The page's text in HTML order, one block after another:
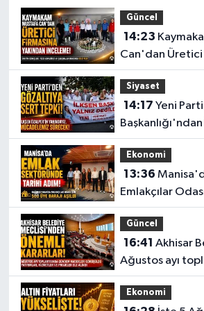
0 (236) 515 11 52 Yol Tarifi Al
İkbal Eczanesi
YEDİEYLÜL MAHALLESİ OĞUZ SOKAK NO:70 B
ÖĞRETİM OKULU - BEŞYOL TAKSİ DURAĞI
0 (236) 314 01 08 Yol Tarifi Al
Üstün Eczanesi
ALTIEYLÜL MAH. HÜKÜMET CAD. NO:30 E
0 (236) 768 27 19 Yol Tarifi Al
Deva Eczanesi
CAMICEDIT MAH. YUNUS EMRE CAD. NO:89 A
KARŞISI
0 (236) 816 52 64
Egemen Eczanesi
Güncel
14:23
Can'dan Üretici
tesisine ziyaret
Siyaset
14:17
Özalper'in
tepki
Ekonomi
13:36
Emlakçılar
barajı aşıldı
Güncel
16:41
Ağustos ayı
gerçekleştirdi
Ekonomi